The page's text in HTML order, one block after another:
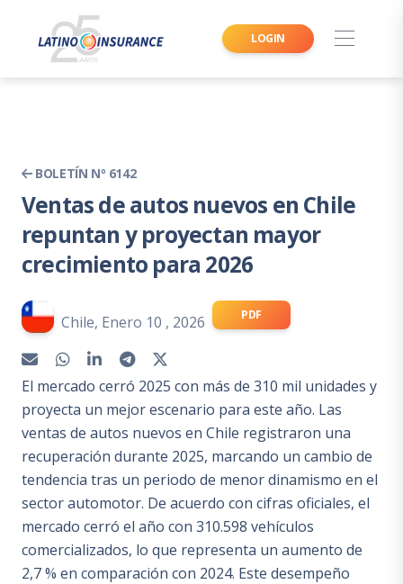
LOGIN
BOLETÍN Nº 6142
Ventas de autos nuevos en Chile
repuntan y proyectan mayor
crecimiento para 2026
Chile, Enero 10 , 2026 PDF
El mercado cerró 2025 con más de 310 mil unidades y
proyecta un mejor escenario para este año. Las
ventas de autos nuevos en Chile registraron una
recuperación durante 2025, marcando un cambio de
tendencia tras un periodo de menor dinamismo en el
sector automotor. De acuerdo con cifras oficiales, el
mercado cerró el año con 310.598 vehículos
comercializados, lo que representa un aumento de
2,7 % en comparación con 2024. Este desempeño